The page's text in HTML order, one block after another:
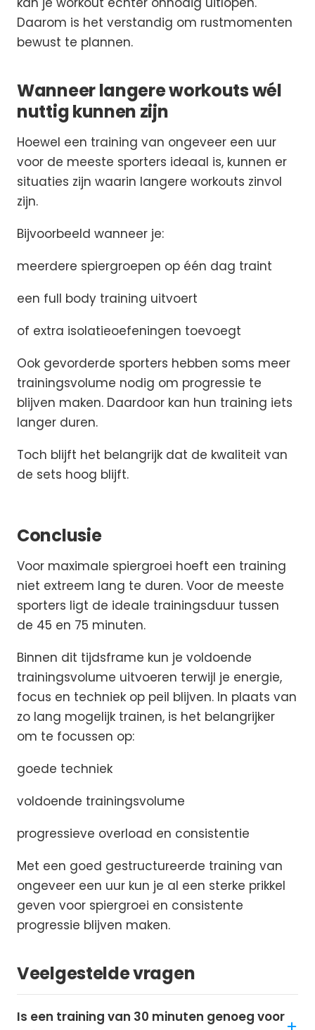
Daarom is het verstandig om rustmomenten
bewust te plannen.
Wanneer langere workouts wél
nuttig kunnen zijn
Hoewel een training van ongeveer een uur
voor de meeste sporters ideaal is, kunnen er
situaties zijn waarin langere workouts zinvol
zijn.
Bijvoorbeeld wanneer je:
meerdere spiergroepen op één dag traint
een full body training uitvoert
of extra isolatieoefeningen toevoegt
Ook gevorderde sporters hebben soms meer
trainingsvolume nodig om progressie te
blijven maken. Daardoor kan hun training iets
langer duren.
Toch blijft het belangrijk dat de kwaliteit van
de sets hoog blijft.
Conclusie
Voor maximale spiergroei hoeft een training
niet extreem lang te duren. Voor de meeste
sporters ligt de ideale trainingsduur tussen
de 45 en 75 minuten.
Binnen dit tijdsframe kun je voldoende
trainingsvolume uitvoeren terwijl je energie,
focus en techniek op peil blijven. In plaats van
zo lang mogelijk trainen, is het belangrijker
om te focussen op:
goede techniek
voldoende trainingsvolume
progressieve overload en consistentie
Met een goed gestructureerde training van
ongeveer een uur kun je al een sterke prikkel
geven voor spiergroei en consistente
progressie blijven maken.
Veelgestelde vragen
Is een training van 30 minuten genoeg voor